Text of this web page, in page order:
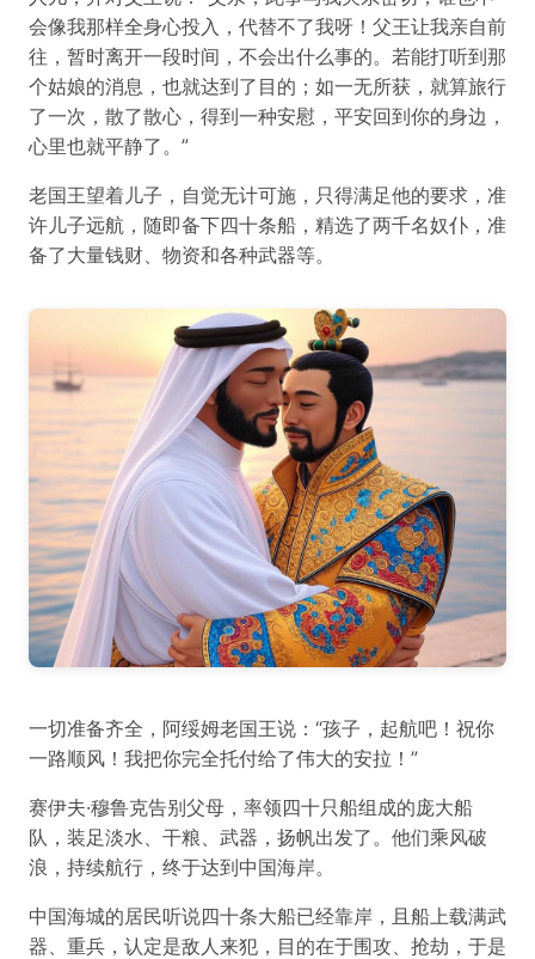
会像我那样全身心投入，代替不了我呀！父王让我亲自前
往，暂时离开一段时间，不会出什么事的。若能打听到那
个姑娘的消息，也就达到了目的；如一无所获，就算旅行
了一次，散了散心，得到一种安慰，平安回到你的身边，
心里也就平静了。”
老国王望着儿子，自觉无计可施，只得满足他的要求，准
许儿子远航，随即备下四十条船，精选了两千名奴仆，准
备了大量钱财、物资和各种武器等。
一切准备齐全，阿绥姆老国王说：“孩子，起航吧！祝你
一路顺风！我把你完全托付给了伟大的安拉！”
赛伊夫·穆鲁克告别父母，率领四十只船组成的庞大船
队，装足淡水、干粮、武器，扬帆出发了。他们乘风破
浪，持续航行，终于达到中国海岸。
中国海城的居民听说四十条大船已经靠岸，且船上载满武
器、重兵，认定是敌人来犯，目的在于围攻、抢劫，于是